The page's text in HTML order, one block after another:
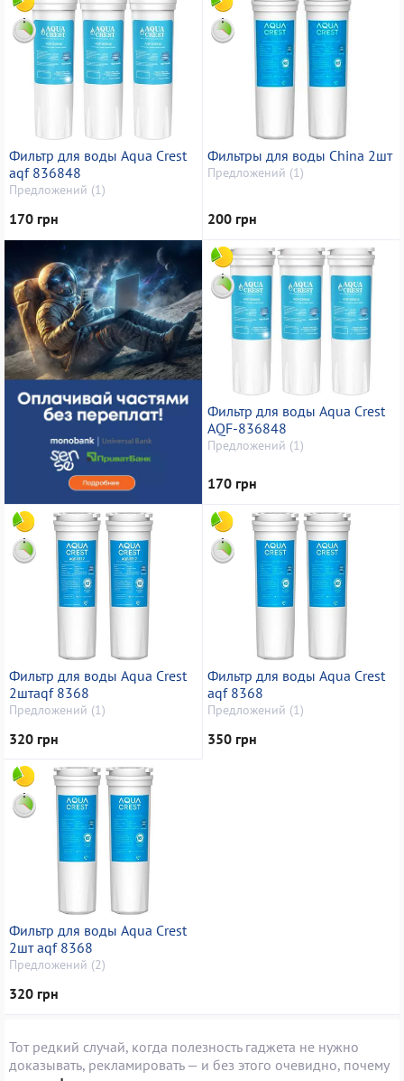
Фильтр для воды Aqua Crest
aqf 836848
Предложений (1)
170 грн
Фильтры для воды China 2шт
Предложений (1)
200 грн
Фильтр для воды Aqua Crest
AQF-836848
Предложений (1)
170 грн
Фильтр для воды Aqua Crest
2штaqf 8368
Предложений (1)
320 грн
Фильтр для воды Aqua Crest
aqf 8368
Предложений (1)
350 грн
Фильтр для воды Aqua Crest
2шт aqf 8368
Предложений (2)
320 грн
Тот редкий случай, когда полезность гаджета не нужно
доказывать, рекламировать — и без этого очевидно, почему